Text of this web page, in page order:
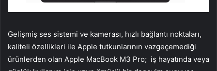
Gelişmiş ses sistemi ve kamerası, hızlı bağlantı noktaları,
kaliteli özellikleri ile Apple tutkunlarının vazgeçemediği
ürünlerden olan Apple MacBook M3 Pro; iş hayatında veya